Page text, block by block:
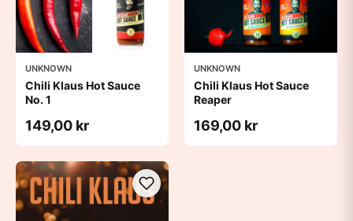
UNKNOWN
Chili Klaus Hot Sauce
No. 1
149,00 kr
UNKNOWN
Chili Klaus Hot Sauce
Reaper
169,00 kr